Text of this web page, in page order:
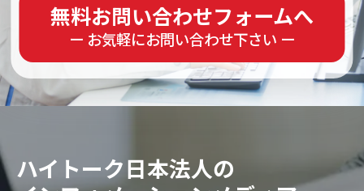
無料お問い合わせフォームへ
ー お気軽にお問い合わせ下さい ー
ハイトーク日本法人の